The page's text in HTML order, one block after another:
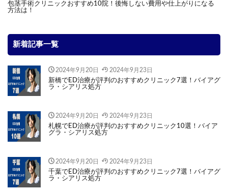
包茎手術クリニックおすすめ10院！後悔しない費用や仕上がりになる
方法は！
新着記事一覧
2024年9月20日 2024年9月23日
新橋でED治療が評判のおすすめクリニック7選！バイアグ
ラ・シアリス処方
2024年9月20日 2024年9月23日
札幌でED治療が評判のおすすめクリニック10選！バイア
グラ・シアリス処方
2024年9月20日 2024年9月23日
千葉でED治療が評判のおすすめクリニック7選！バイアグ
ラ・シアリス処方